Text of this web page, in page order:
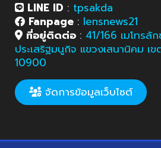
LINE ID : tpsakda
Fanpage : lensnews21
ที่อยู่ติดต่อ : 41/166 เมโทรลั
ประเสริฐมนูกิจ แขวงเสนานิคม เ
10900
จัดการข้อมูลเว็บไซต์